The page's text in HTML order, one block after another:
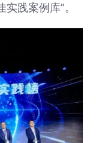
践案例库”。